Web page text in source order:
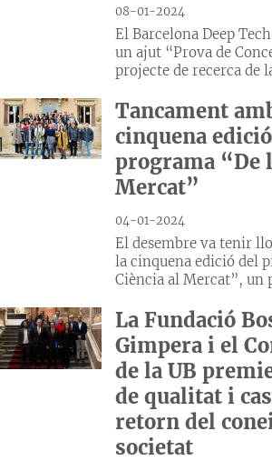
08-01-2024
El Barcelona Deep
un ajut “Prova de
projecte de recerca de
Tancament
cinquena
programa “De
Mercat”
04-01-2024
El desembre va tenir
la cinquena edició del
Ciència al Mercat”, un
La Fundació
Gimpera i el
de la UB
de qualitat i
retorn del
societat